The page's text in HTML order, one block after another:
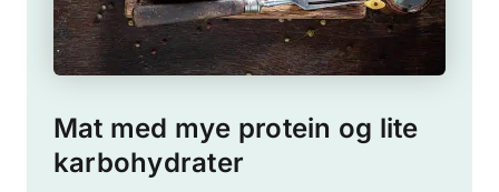
Mat med mye protein og lite
karbohydrater